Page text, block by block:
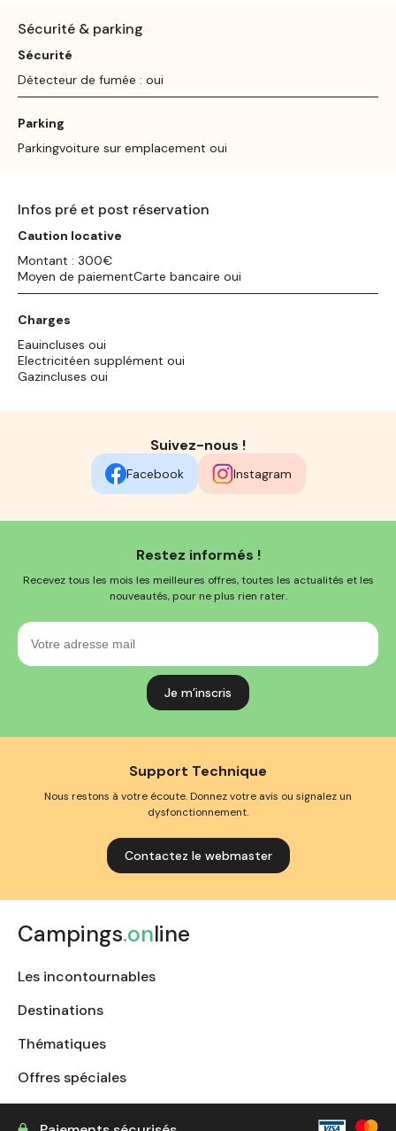
Sécurité & parking
Sécurité
Détecteur de fumée : oui
Parking
Parkingvoiture sur emplacement oui
Infos pré et post réservation
Caution locative
Montant : 300€
Moyen de paiementCarte bancaire oui
Charges
Eauincluses oui
Electricitéen supplément oui
Gazincluses oui
Suivez-nous !
Facebook Instagram
Restez informés !
Recevez tous les mois les meilleures offres, toutes les actualités et les
nouveautés, pour ne plus rien rater.
Votre
adresse
mail
Support Technique
Nous restons à votre écoute. Donnez votre avis ou signalez un
dysfonctionnement.
Contactez le webmaster
Campings.online
Les incontournables
Destinations
Thématiques
Offres spéciales